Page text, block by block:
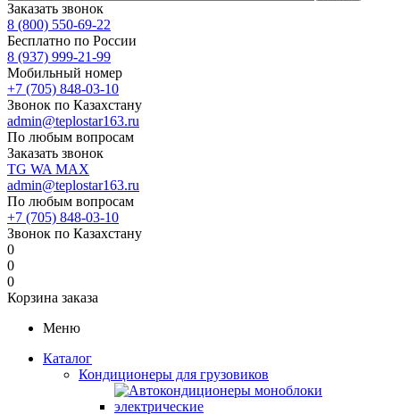
Заказать звонок
8 (800) 550-69-22
Бесплатно по России
8 (937) 999-21-99
Мобильный номер
+7 (705) 848-03-10
Звонок по Казахстану
admin@teplostar163.ru
По любым вопросам
Заказать звонок
TG WA MAX
admin@teplostar163.ru
По любым вопросам
+7 (705) 848-03-10
Звонок по Казахстану
0
0
0
Корзина заказа
Меню
Каталог
Кондиционеры для грузовиков